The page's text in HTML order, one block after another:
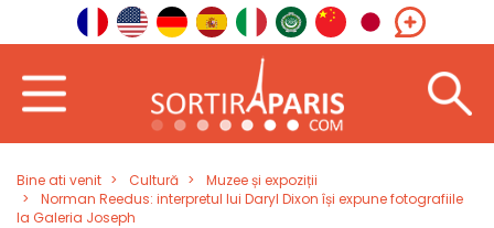
Bine ati venit Cultură
Muzee și expoziții
Norman Reedus: interpretul lui Daryl Dixon își expune fotografiile
la Galeria Joseph